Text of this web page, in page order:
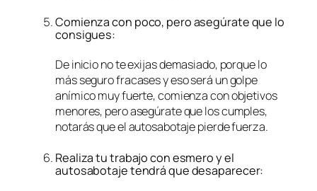
Comienza con poco, pero asegúrate que lo
consigues:
De inicio no te exijas demasiado, porque lo
más seguro fracases y eso será un golpe
anímico muy fuerte, comienza con objetivos
menores, pero asegúrate que los cumples,
notarás que el autosabotaje pierde fuerza.
Realiza tu trabajo con esmero y el
autosabotaje tendrá que desaparecer: